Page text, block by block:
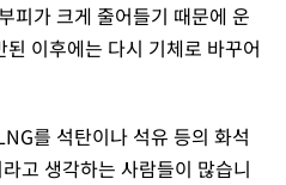
피가 크게 줄어들기 때문에 운
이후에는 다시 기체로 바꾸어
를 석탄이나 석유 등의 화석
고 생각하는 사람들이 많습니